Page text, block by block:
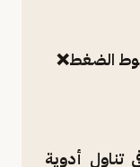
الضغط❌️
تناول أدوية